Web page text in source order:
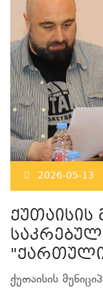
2026-05-13
ქუთაისის
ქუთაისის